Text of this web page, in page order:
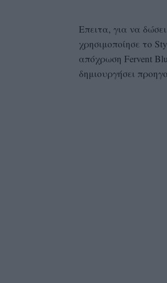
Επειτα, για να
χρησιμοποίησε το
απόχρωση Fervent
δημιουργήσει